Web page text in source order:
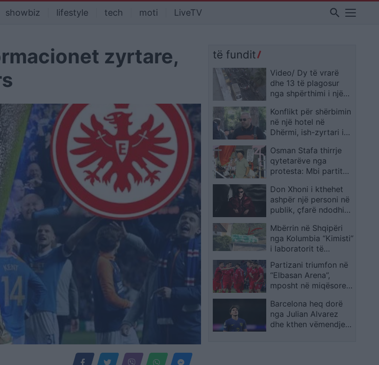
showbiz lifestyle tech moti LiveTV search
zyrtare,
të fundit
Video/ Dy të vrarë
dhe 13 të plagosur
nga shpërthimi i një
Damaskut
Konflikt për shërbimin
në një hotel në
Dhërmi, ish-zyrtari i
kërcënoi kamerierin
dhe administratorin
Osman Stafa thirrje
qytetarëve nga
protesta: Mbi partitë
Shqipërinë, ka ardhur
koha e brezit të ri
Don Xhoni i kthehet
ashpër një personi në
publik, çfarë ndodhi
Mbërrin në Shqipëri
nga Kolumbia “Kimisti”
i laboratorit të
Partizani triumfon në
“Elbasan Arena”,
mposht në miqësore
Superiores
Barcelona heq dorë
nga Julian Alvarez
dhe kthen vëmendjen